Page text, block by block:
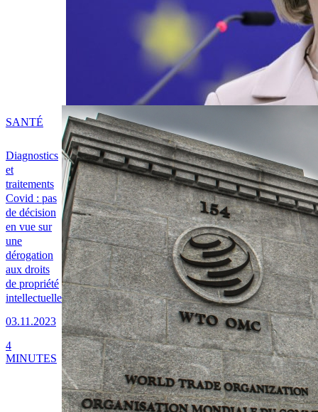
Diagnostics
et
traitements
Covid : pas
de décision
en vue sur
une
dérogation
aux droits
de propriété
intellectuelle
03.11.2023
SANTÉ
4
MINUTES